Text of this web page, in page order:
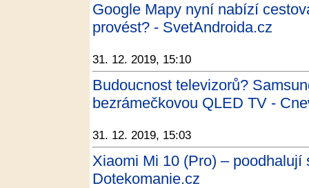
Google Mapy nyní nabízí
provést? - SvetAndroida.cz
31. 12. 2019, 15:10
Budoucnost televizorů?
bezrámečkovou QLED TV -
31. 12. 2019, 15:03
Xiaomi Mi 10 (Pro) –
Dotekomanie.cz